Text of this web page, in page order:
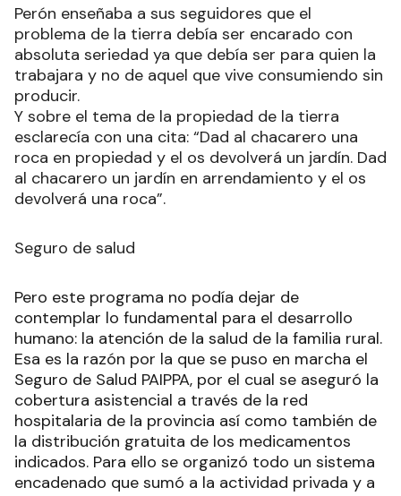
Perón enseñaba a sus seguidores que el
problema de la tierra debía ser encarado con
absoluta seriedad ya que debía ser para quien la
trabajara y no de aquel que vive consumiendo sin
producir.
Y sobre el tema de la propiedad de la tierra
esclarecía con una cita: “Dad al chacarero una
roca en propiedad y el os devolverá un jardín. Dad
al chacarero un jardín en arrendamiento y el os
devolverá una roca”.
Seguro de salud
Pero este programa no podía dejar de
contemplar lo fundamental para el desarrollo
humano: la atención de la salud de la familia rural.
Esa es la razón por la que se puso en marcha el
Seguro de Salud PAIPPA, por el cual se aseguró la
cobertura asistencial a través de la red
hospitalaria de la provincia así como también de
la distribución gratuita de los medicamentos
indicados. Para ello se organizó todo un sistema
encadenado que sumó a la actividad privada y a